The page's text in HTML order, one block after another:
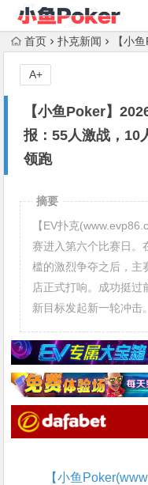
首页 扑克新闻 【小鱼
【小鱼Poker】
报：55人激战，10
领跑
A+
摘要
【EV扑克
赛进入第六个比赛日。
槛的激烈争夺之后，主
店正式打响。成功挺过
新目标发起新一轮冲击。
【小鱼Poker(